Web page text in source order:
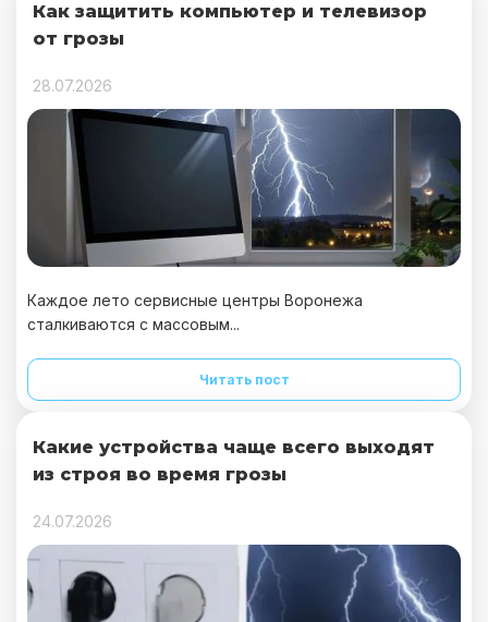
Как защитить компьютер и телевизор
от грозы
28.07.2026
Каждое лето сервисные центры Воронежа
сталкиваются с массовым...
Читать пост
Какие устройства чаще всего выходят
из строя во время грозы
24.07.2026